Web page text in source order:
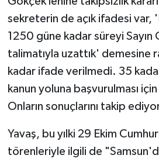
sekreterin de açık ifadesi var,
1250 güne kadar süreyi Sayın
talimatıyla uzattık' demesine
kadar ifade verilmedi. 35
kanun yoluna başvurulması
Onların sonuçlarını takip
Yavaş, bu yılki 29 Ekim
törenleriyle ilgili de